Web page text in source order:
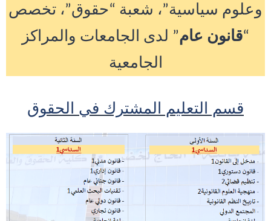
وعلوم سياسية”، شعبة “حقوق”، تخصص
“قانون عام” لدى الجامعات والمراكز
الجامعية
قسم التعليم المشترك في الحقوق